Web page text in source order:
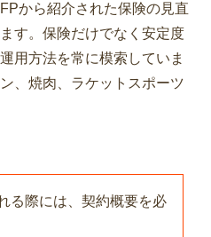
から紹介された保険の見直
す。保険だけでなく安定度
用方法を常に模索していま
、焼肉、ラケットスポーツ
る際には、契約概要を必